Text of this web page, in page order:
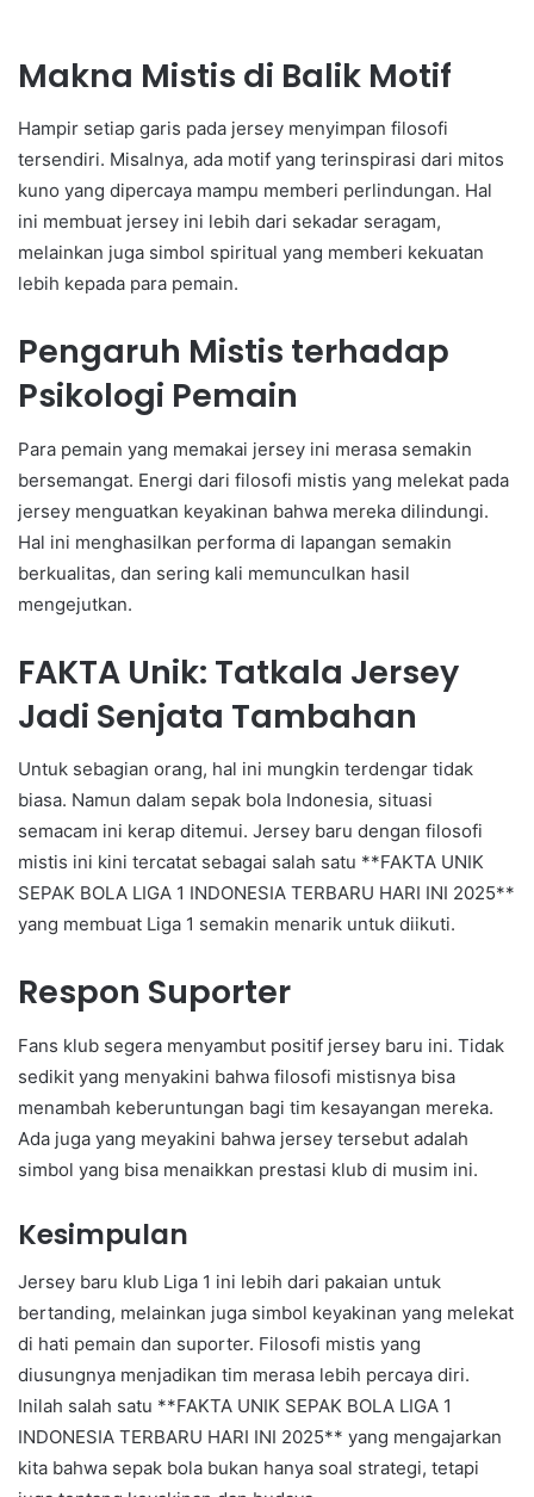
Makna Mistis di Balik Motif
Hampir setiap garis pada jersey menyimpan filosofi
tersendiri. Misalnya, ada motif yang terinspirasi dari mitos
kuno yang dipercaya mampu memberi perlindungan. Hal
ini membuat jersey ini lebih dari sekadar seragam,
melainkan juga simbol spiritual yang memberi kekuatan
lebih kepada para pemain.
Pengaruh Mistis terhadap
Psikologi Pemain
Para pemain yang memakai jersey ini merasa semakin
bersemangat. Energi dari filosofi mistis yang melekat pada
jersey menguatkan keyakinan bahwa mereka dilindungi.
Hal ini menghasilkan performa di lapangan semakin
berkualitas, dan sering kali memunculkan hasil
mengejutkan.
FAKTA Unik: Tatkala Jersey
Jadi Senjata Tambahan
Untuk sebagian orang, hal ini mungkin terdengar tidak
biasa. Namun dalam sepak bola Indonesia, situasi
semacam ini kerap ditemui. Jersey baru dengan filosofi
mistis ini kini tercatat sebagai salah satu **FAKTA UNIK
SEPAK BOLA LIGA 1 INDONESIA TERBARU HARI INI 2025**
yang membuat Liga 1 semakin menarik untuk diikuti.
Respon Suporter
Fans klub segera menyambut positif jersey baru ini. Tidak
sedikit yang menyakini bahwa filosofi mistisnya bisa
menambah keberuntungan bagi tim kesayangan mereka.
Ada juga yang meyakini bahwa jersey tersebut adalah
simbol yang bisa menaikkan prestasi klub di musim ini.
Kesimpulan
Jersey baru klub Liga 1 ini lebih dari pakaian untuk
bertanding, melainkan juga simbol keyakinan yang melekat
di hati pemain dan suporter. Filosofi mistis yang
diusungnya menjadikan tim merasa lebih percaya diri.
Inilah salah satu **FAKTA UNIK SEPAK BOLA LIGA 1
INDONESIA TERBARU HARI INI 2025** yang mengajarkan
kita bahwa sepak bola bukan hanya soal strategi, tetapi